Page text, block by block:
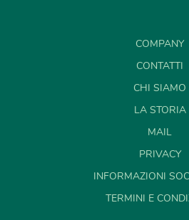
COMPANY
CONTATTI
CHI SIAMO
LA STORIA
MAIL
PRIVACY
INFORMAZIONI
TERMINI E